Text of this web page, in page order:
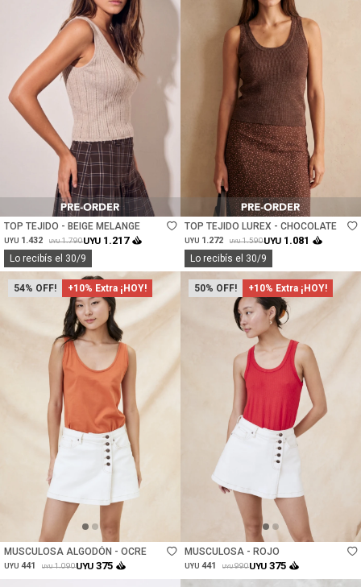
Talle
TOP TEJIDO - BEIGE MELANGE
UYU 1.432 UYU 1.790UYU 1.217
Lo recibís el 30/9
Talle
TOP TEJIDO LUREX - CHOCOLATE
UYU 1.272 UYU 1.590UYU 1.081
Lo recibís el 30/9
54 +10% Extra ¡HOY!
Talle
MUSCULOSA ALGODÓN - OCRE
UYU 441 UYU 1.090UYU 375
50 +10% Extra ¡HOY!
MUSCULOSA - ROJO
UYU 441 UYU 990UYU 375